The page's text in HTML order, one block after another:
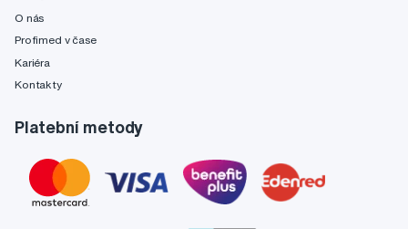
O nás
Profimed v čase
Kariéra
Kontakty
Platební metody